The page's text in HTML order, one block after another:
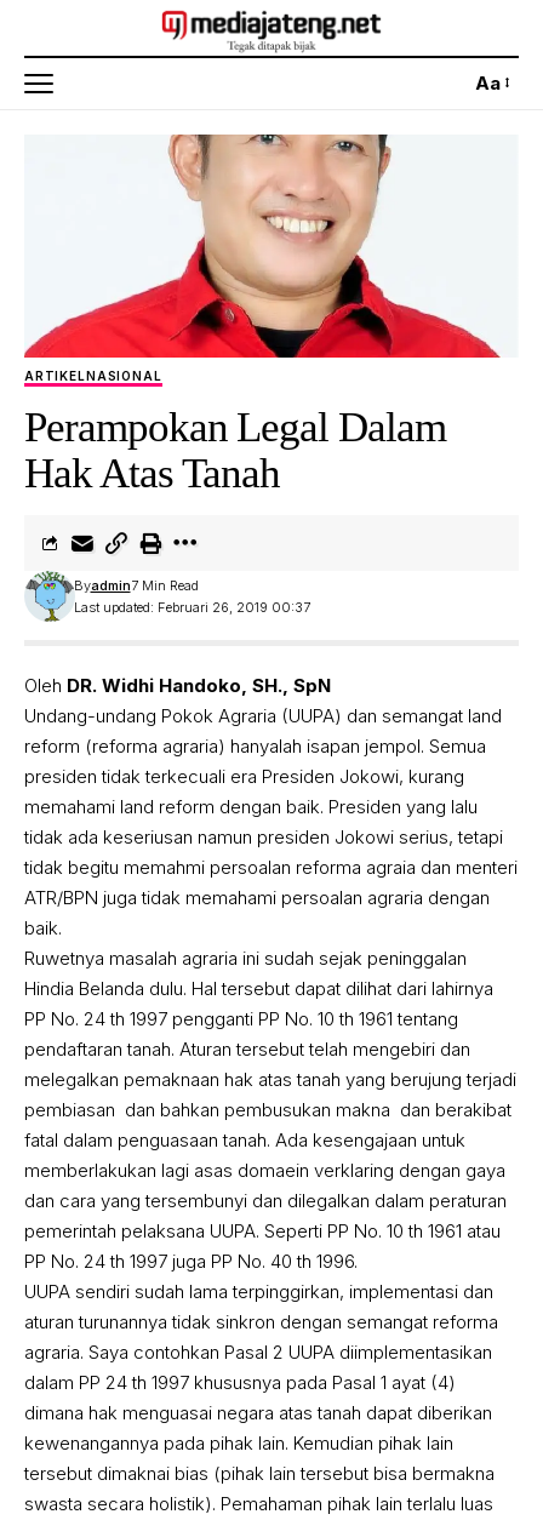
Aa
ARTIKELNASIONAL
Perampokan Legal Dalam
Hak Atas Tanah
Last updated: Februari 26, 2019 00:37
Byadmin7 Min Read
Oleh DR. Widhi Handoko, SH., SpN
Undang-undang Pokok Agraria (UUPA) dan semangat land
reform (reforma agraria) hanyalah isapan jempol. Semua
presiden tidak terkecuali era Presiden Jokowi, kurang
memahami land reform dengan baik. Presiden yang lalu
tidak ada keseriusan namun presiden Jokowi serius, tetapi
tidak begitu memahmi persoalan reforma agraia dan menteri
ATR/BPN juga tidak memahami persoalan agraria dengan
baik.
Ruwetnya masalah agraria ini sudah sejak peninggalan
Hindia Belanda dulu. Hal tersebut dapat dilihat dari lahirnya
PP No. 24 th 1997 pengganti PP No. 10 th 1961 tentang
pendaftaran tanah. Aturan tersebut telah mengebiri dan
melegalkan pemaknaan hak atas tanah yang berujung terjadi
pembiasan dan bahkan pembusukan makna dan berakibat
fatal dalam penguasaan tanah. Ada kesengajaan untuk
memberlakukan lagi asas domaein verklaring dengan gaya
dan cara yang tersembunyi dan dilegalkan dalam peraturan
pemerintah pelaksana UUPA. Seperti PP No. 10 th 1961 atau
PP No. 24 th 1997 juga PP No. 40 th 1996.
UUPA sendiri sudah lama terpinggirkan, implementasi dan
aturan turunannya tidak sinkron dengan semangat reforma
agraria. Saya contohkan Pasal 2 UUPA diimplementasikan
dalam PP 24 th 1997 khususnya pada Pasal 1 ayat (4)
dimana hak menguasai negara atas tanah dapat diberikan
kewenangannya pada pihak lain. Kemudian pihak lain
tersebut dimaknai bias (pihak lain tersebut bisa bermakna
swasta secara holistik). Pemahaman pihak lain terlalu luas